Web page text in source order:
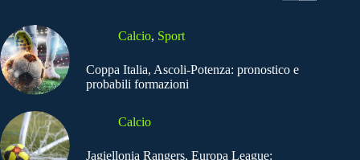
Calcio, Sport
Coppa Italia, Ascoli-Potenza: pronostico e
probabili formazioni
Calcio
Jagiellonia Rangers, Europa League: